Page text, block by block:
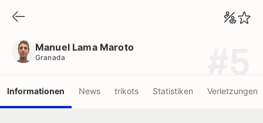
Manuel Lama Maroto
Granada
Informationen News trikots Statistiken Verletzungen